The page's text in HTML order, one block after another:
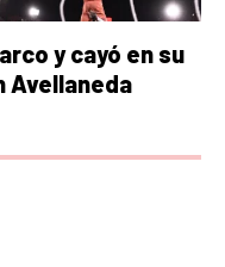
y cayó en su
Avellaneda